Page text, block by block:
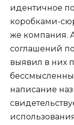
идентичное
коробками-
же компания.
соглашений
выявил в них
написание